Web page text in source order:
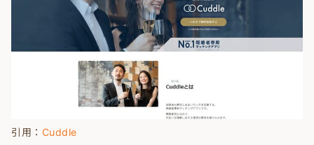
引用： Cuddle